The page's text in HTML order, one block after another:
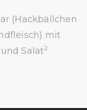
(Hackbällchen
mit
Salat2